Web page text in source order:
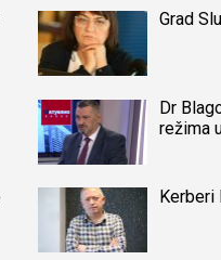
Grad
Dr
režima
Kerberi